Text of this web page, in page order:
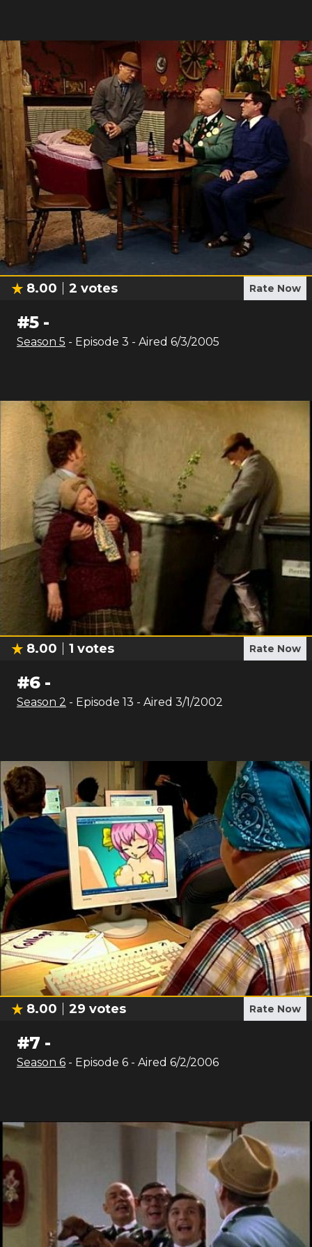
8.00 2 votes Rate Now
#5-
Season 5 - Episode 3 - Aired 6/3/2005
8.00 1 votes Rate Now
#6-
Season 2 - Episode 13 - Aired 3/1/2002
8.00 29 votes Rate Now
#7 -
Season 6 - Episode 6 - Aired 6/2/2006